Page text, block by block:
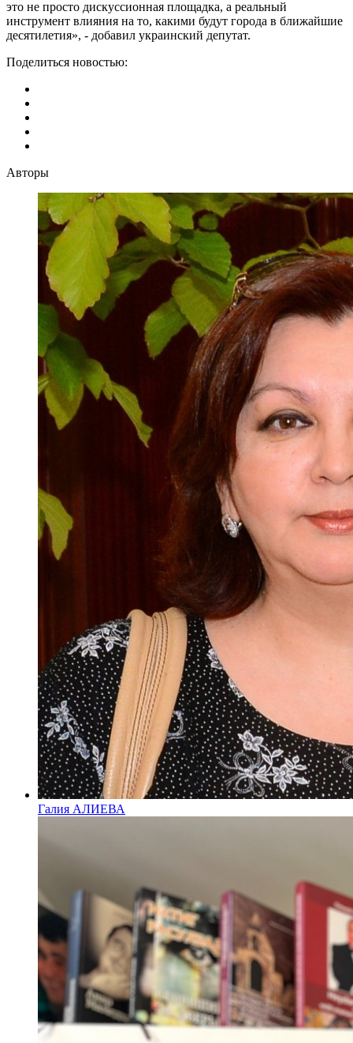
это не просто дискуссионная площадка, а реальный
инструмент влияния на то, какими будут города в ближайшие
десятилетия», - добавил украинский депутат.
Поделиться новостью:
Авторы
Галия АЛИЕВА